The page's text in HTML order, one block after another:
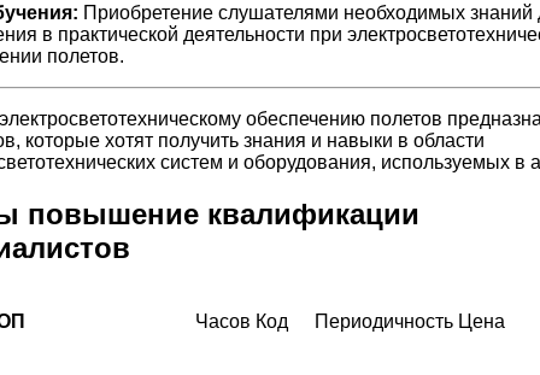
Приобретение слушателями необходимых знаний
в практической деятельности при
полетов.
обеспечению полетов
которые хотят получить знания и навыки в области
систем и оборудования, используемых в
повышение квалификации
Часов Код Периодичность Цена